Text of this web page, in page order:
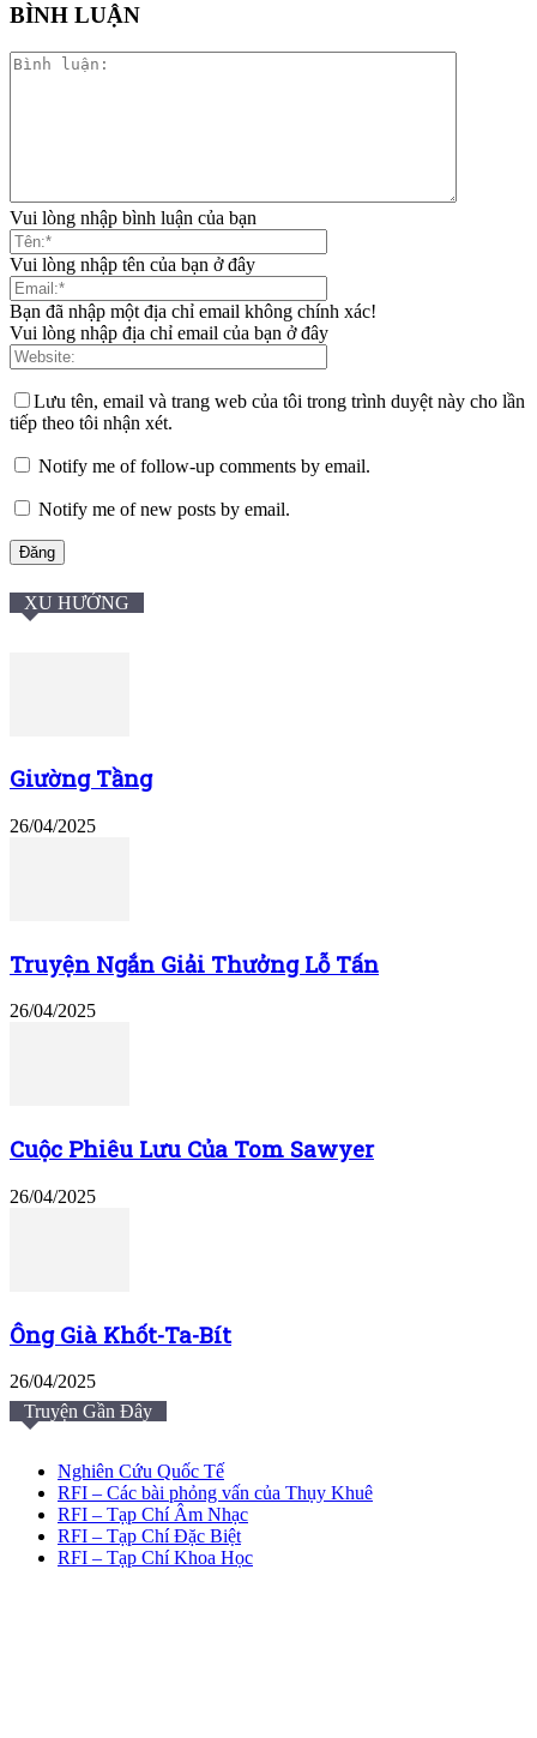
BÌNH LUẬN
Vui lòng nhập bình luận của bạn
Vui lòng nhập tên của bạn ở đây
Bạn đã nhập một địa chỉ email không chính xác!
Vui lòng nhập địa chỉ email của bạn ở đây
Lưu tên, email và trang web của tôi trong trình duyệt này cho lần
tiếp theo tôi nhận xét.
Notify me of follow-up comments by email.
Notify me of new posts by email.
XU HƯỚNG
Giường Tầng
26/04/2025
Truyện Ngắn Giải Thưởng Lỗ Tấn
26/04/2025
Cuộc Phiêu Lưu Của Tom Sawyer
26/04/2025
Ông Già Khốt-Ta-Bít
26/04/2025
Truyện Gần Đây
Nghiên Cứu Quốc Tế
RFI – Các bài phỏng vấn của Thụy Khuê
RFI – Tạp Chí Âm Nhạc
RFI – Tạp Chí Đặc Biệt
RFI – Tạp Chí Khoa Học